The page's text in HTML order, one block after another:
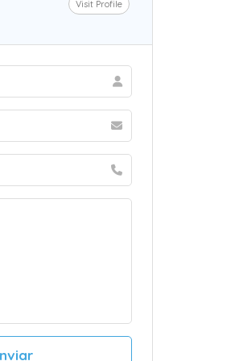
Visit Profile